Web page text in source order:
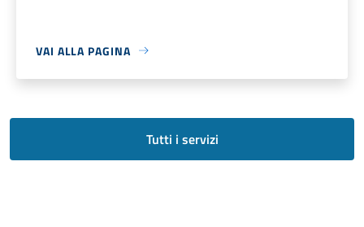
VAI ALLA PAGINA
Tutti i servizi